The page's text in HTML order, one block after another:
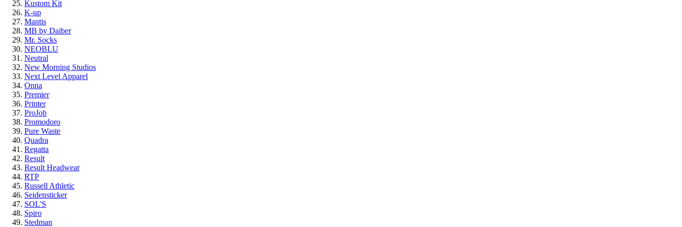
Kustom Kit
K-up
Mantis
MB by Daiber
Mr. Socks
NEOBLU
Neutral
New Morning Studios
Next Level Apparel
Onna
Premier
Printer
ProJob
Promodoro
Pure Waste
Quadra
Regatta
Result
Result Headwear
RTP
Russell Athletic
Seidensticker
SOL'S
Spiro
Stedman